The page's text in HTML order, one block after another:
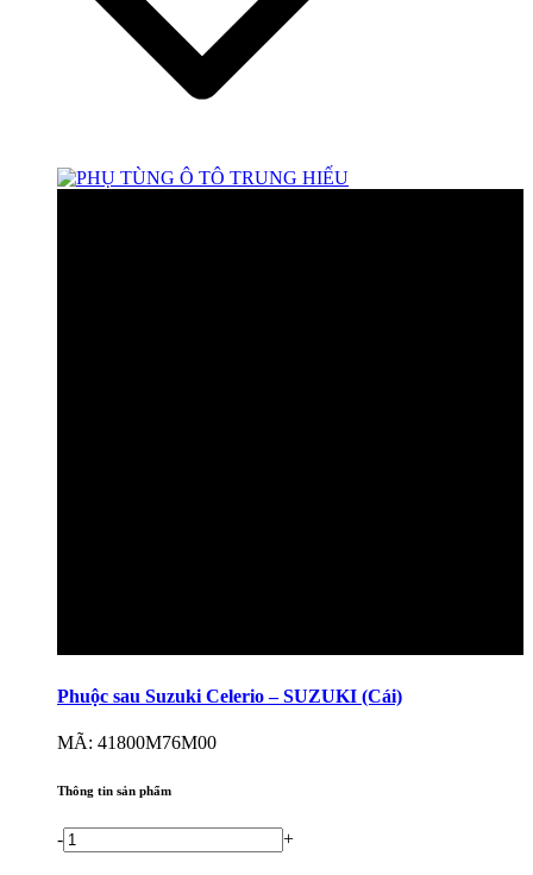
Phuộc sau Suzuki Celerio – SUZUKI (Cái)
MÃ: 41800M76M00
Thông tin sản phẩm
- +